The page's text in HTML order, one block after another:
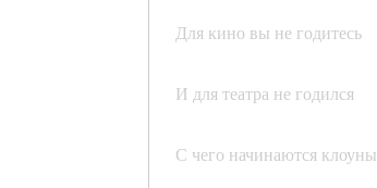
Для кино вы не годитесь
И для театра не годился
С чего начинаются клоуны